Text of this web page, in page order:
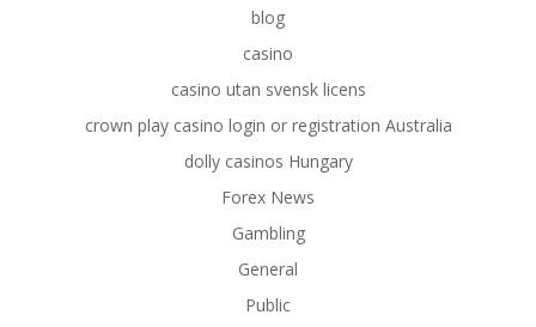
blog
casino
casino utan svensk licens
crown play casino login or registration Australia
dolly casinos Hungary
Forex News
Gambling
General
Public